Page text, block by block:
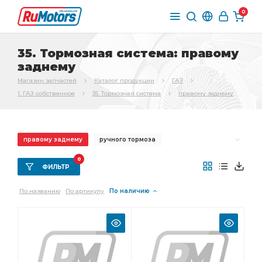
0
35. Тормозная система: правому
заднему
Магазин запчастей Каталог продукции
ГАЗ
1. ГАЗ собственное
35. Тормозная система правому заднему
правому заднему ручного тормоза
переднего тормоза
Трос ручного тормоза
стояночного тормоза Колодка тормоза
заднего тормоза
Тормоз задний главного цилиндра
тормоза ГАЗ-3307 вакуумного усилителя
ФИЛЬТР
0
По названию По артикулу По наличию